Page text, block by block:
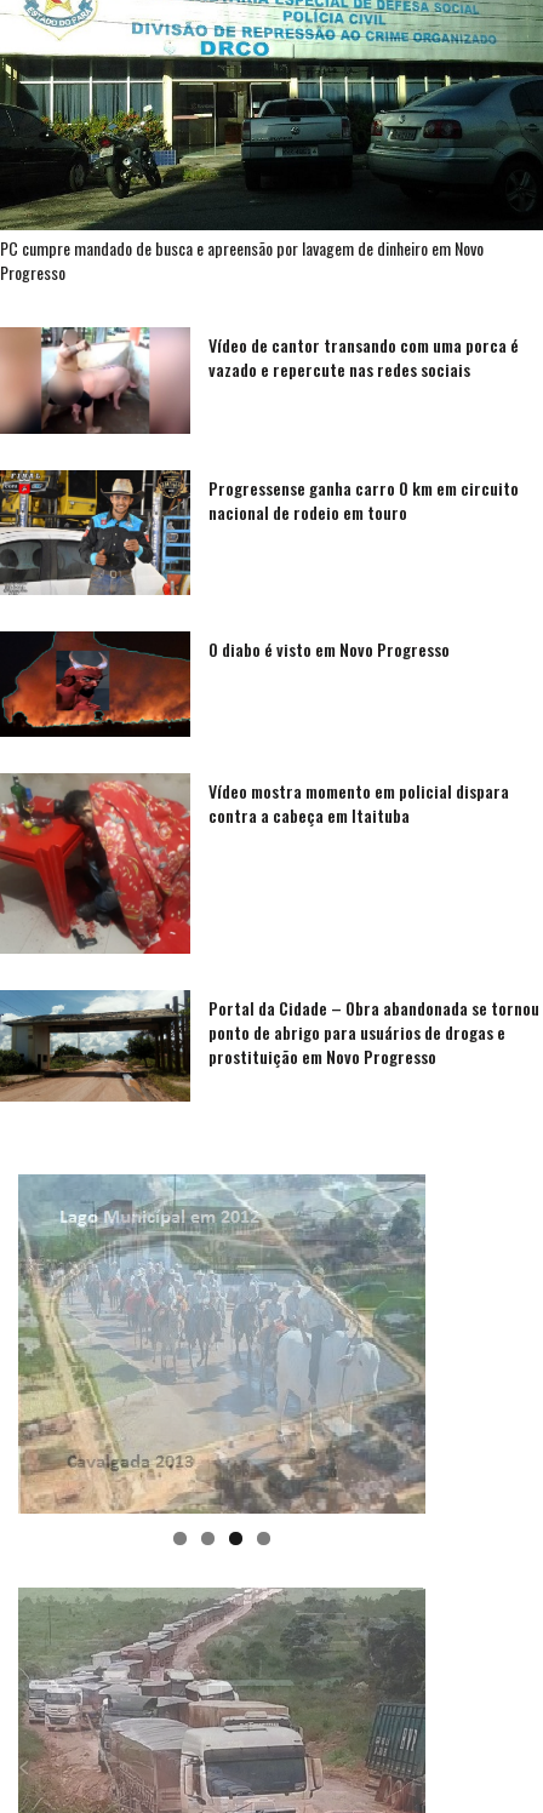
PC cumpre mandado de busca e apreensão por lavagem de dinheiro em Novo
Progresso
Vídeo de cantor transando com uma porca é
vazado e repercute nas redes sociais
Progressense ganha carro 0 km em circuito
nacional de rodeio em touro
O diabo é visto em Novo Progresso
Vídeo mostra momento em policial dispara
contra a cabeça em Itaituba
Portal da Cidade – Obra abandonada se tornou
ponto de abrigo para usuários de drogas e
prostituição em Novo Progresso